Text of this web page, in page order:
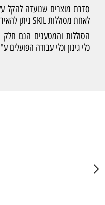
סדרת מוצרים שנועדה להקל
לאחת מסוללות SKIL ניתן להאיר, לנפח, להאזין או לשאוב בקלות רבה.
כלי גינון וכלי עבודה הפועלים